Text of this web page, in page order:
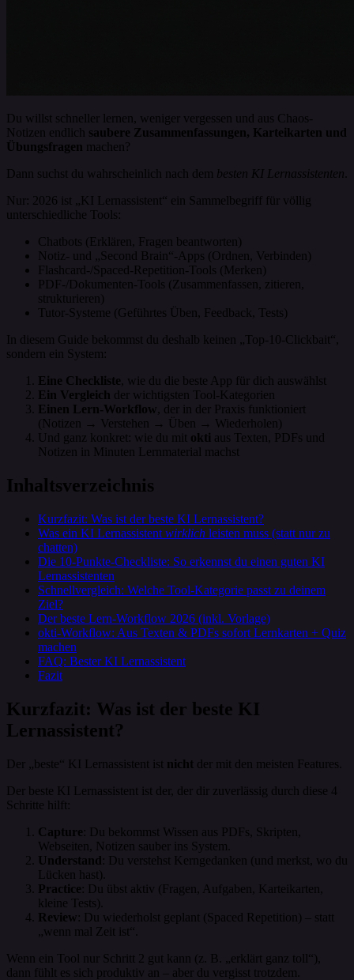
Du willst schneller lernen, weniger vergessen und aus Chaos-
Notizen endlich saubere Zusammenfassungen, Karteikarten und
Übungsfragen machen?
Dann suchst du wahrscheinlich nach dem besten KI Lernassistenten
Nur: 2026 ist „KI Lernassistent“ ein Sammelbegriff für völlig
unterschiedliche Tools:
Chatbots (Erklären, Fragen beantworten)
Notiz- und „Second Brain“-Apps (Ordnen, Verbinden)
Flashcard-/Spaced-Repetition-Tools (Merken)
PDF-/Dokumenten-Tools (Zusammenfassen, zitieren,
strukturieren)
Tutor-Systeme (Geführtes Üben, Feedback, Tests)
In diesem Guide bekommst du deshalb keinen „Top-10-Clickbait“,
sondern ein System:
Eine Checkliste, wie du die beste App für dich auswählst
Ein Vergleich der wichtigsten Tool-Kategorien
Einen Lern-Workflow, der in der Praxis funktioniert
(Notizen → Verstehen → Üben → Wiederholen)
Und ganz konkret: wie du mit okti aus Texten, PDFs und
Notizen in Minuten Lernmaterial machst
Inhaltsverzeichnis
Kurzfazit: Was ist der beste KI Lernassistent?
Was ein KI Lernassistent wirklich leisten muss (statt nur zu
chatten)
Die 10-Punkte-Checkliste: So erkennst du einen guten KI
Lernassistenten
Schnellvergleich: Welche Tool-Kategorie passt zu deinem
Ziel?
Der beste Lern-Workflow 2026 (inkl. Vorlage)
okti-Workflow: Aus Texten & PDFs sofort Lernkarten + Quiz
machen
FAQ: Bester KI Lernassistent
Fazit
Kurzfazit: Was ist der beste KI
Lernassistent?
Der „beste“ KI Lernassistent ist nicht der mit den meisten Features.
Der beste KI Lernassistent ist der, der dir zuverlässig durch diese 4
Schritte hilft:
Capture: Du bekommst Wissen aus PDFs, Skripten,
Webseiten, Notizen sauber ins System.
Understand: Du verstehst Kerngedanken (und merkst, wo du
Lücken hast).
Practice: Du übst aktiv (Fragen, Aufgaben, Karteikarten,
kleine Tests).
Review: Du wiederholst geplant (Spaced Repetition) – statt
„wenn mal Zeit ist“.
Wenn ein Tool nur Schritt 2 gut kann (z. B. „erklärt ganz toll“),
dann fühlt es sich produktiv an – aber du vergisst trotzdem.